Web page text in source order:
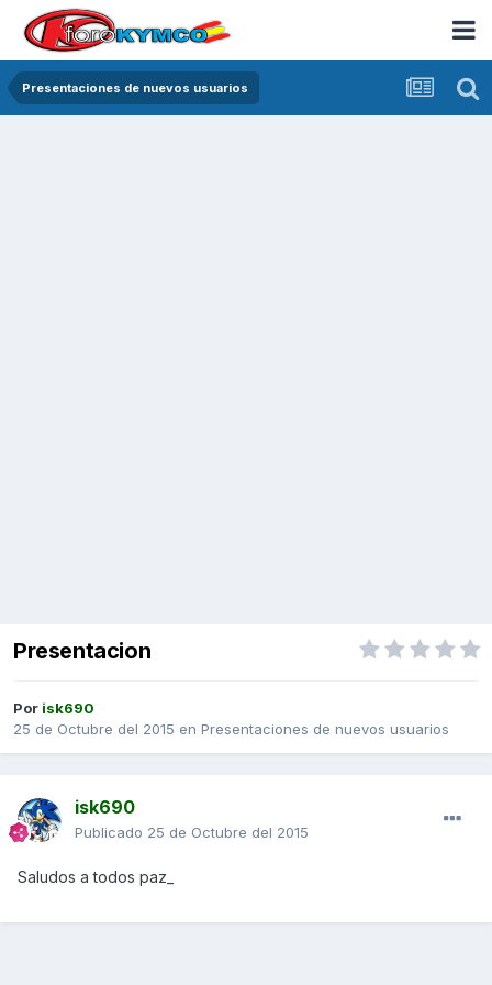
Presentaciones de nuevos usuarios
Presentacion
Por isk690
25 de Octubre del 2015 en Presentaciones de nuevos usuarios
isk690
Publicado 25 de Octubre del 2015
Saludos a todos paz_